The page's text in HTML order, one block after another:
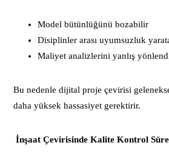
Model bütünlüğünü bozabilir
Disiplinler arası uyumsuzluk
Maliyet analizlerini yanlış
Bu nedenle dijital proje çevirisi
daha yüksek hassasiyet gerektirir.
İnşaat Çevirisinde Kalite Kontrol